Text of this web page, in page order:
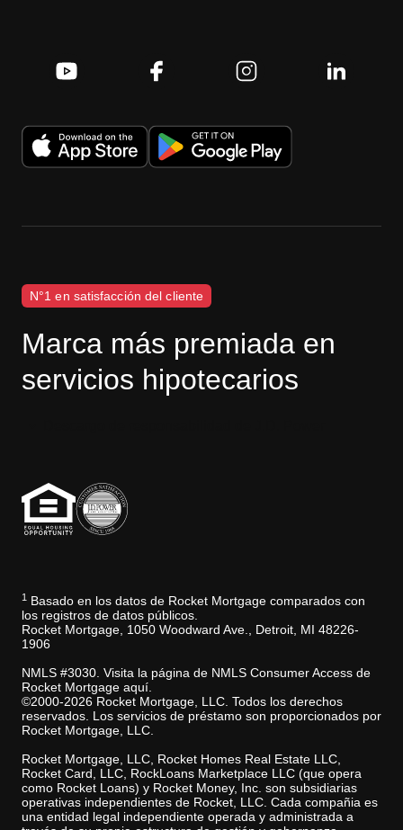
N°1 en satisfacción del cliente
Marca más premiada en
servicios hipotecarios
1
Basado en los datos de Rocket Mortgage comparados con
los registros de datos públicos.
Rocket Mortgage, 1050 Woodward Ave., Detroit, MI 48226-
1906
NMLS #3030. Visita la página de NMLS Consumer Access de
Rocket Mortgage aquí.
©2000-2026 Rocket Mortgage, LLC. Todos los derechos
reservados. Los servicios de préstamo son proporcionados por
Rocket Mortgage, LLC.
Rocket Mortgage, LLC, Rocket Homes Real Estate LLC,
Rocket Card, LLC, RockLoans Marketplace LLC (que opera
como Rocket Loans) y Rocket Money, Inc. son subsidiarias
operativas independientes de Rocket, LLC. Cada compañia es
una entidad legal independiente operada y administrada a